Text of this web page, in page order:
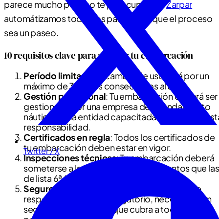
Twitter / X
parece mucho pero no te preocupes! enZarpar
automátizamos todos los pasos para que el proceso
sea un paseo.
10 requisitos clave para alquilar tu embarcación
Período limitado
: El cambio de uso será por un
máximo de 3 meses consecutivos al año.
Gestión profesional: Tu embarcación deberá ser
gestionada por una empresa de arrendamiento
náutico o una entidad capacitada para asumir
responsabilidad.
Certificados en regla: Todos los certificados de
tu embarcación deben estar en vigor.
Inspecciones técnicas: Tu embarcación deberá
someterse a los mismos reconocimientos que las
de lista 6ª (uso comercial).
Seguros adicionales
: Además del seguro de
responsabilidad civil obligatorio, necesitarás un
seguro de accidentes que cubra a todos los